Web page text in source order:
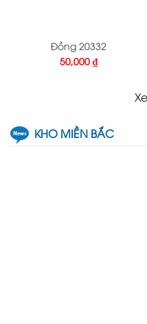
Đồng 20332
50,000 ₫
KHO MIỀN BẮC